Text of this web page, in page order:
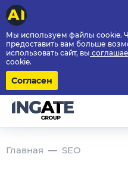
Мы используем файлы cookie.
предоставить вам больше
использовать сайт, вы
cookie.
Согласен
Главная SEO